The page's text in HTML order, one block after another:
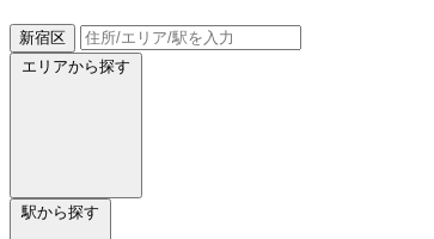
新宿区
エリアから探す
駅から探す